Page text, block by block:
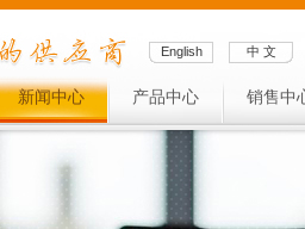
English 中 文
新闻中心 产品中心 销售中